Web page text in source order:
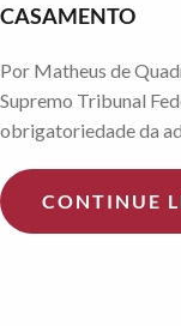
CASAMENTO
Por Matheus de
Supremo Tribunal
obrigatoriedade da
CONTINUE